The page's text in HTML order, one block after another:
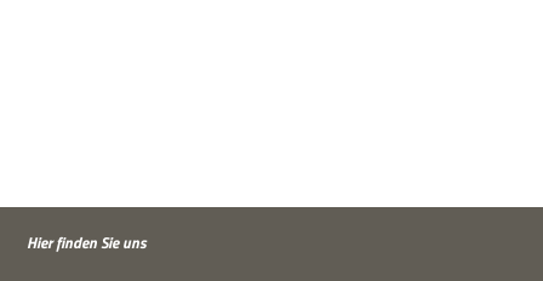
Hier fin­den Sie uns